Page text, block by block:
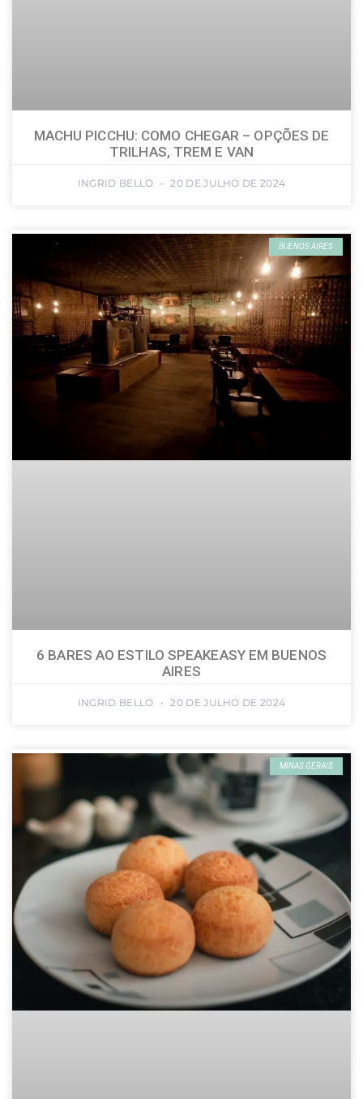
MACHU PICCHU: COMO CHEGAR – OPÇÕES DE
TRILHAS, TREM E VAN
INGRID BELLO 20 DE JULHO DE 2024
BUENOS AIRES
6 BARES AO ESTILO SPEAKEASY EM BUENOS
AIRES
INGRID BELLO 20 DE JULHO DE 2024
MINAS GERAIS